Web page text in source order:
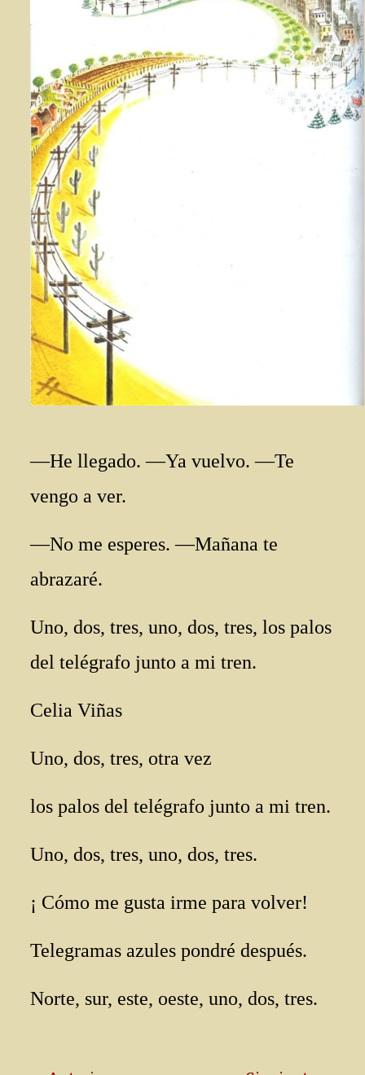
—He llegado. —Ya vuelvo. —Te
vengo a ver.
—No me esperes. —Mañana te
abrazaré.
Uno, dos, tres, uno, dos, tres, los palos
del telégrafo junto a mi tren.
Celia Viñas
Uno, dos, tres, otra vez
los palos del telégrafo junto a mi tren.
Uno, dos, tres, uno, dos, tres.
¡ Cómo me gusta irme para volver!
Telegramas azules pondré después.
Norte, sur, este, oeste, uno, dos, tres.